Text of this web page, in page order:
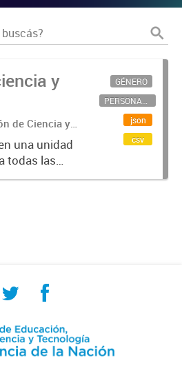
y
de Ciencia y
una unidad
todas las
GÉNERO
PERSONAL CIENTÍFICO-TECNOLÓGICO
json
csv